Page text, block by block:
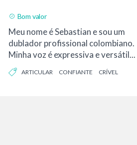
Bom valor
Meu nome é Sebastian e sou um
dublador profissional colombiano.
Minha voz é expressiva e versátil...
ARTICULAR CONFIANTE CRÍVEL